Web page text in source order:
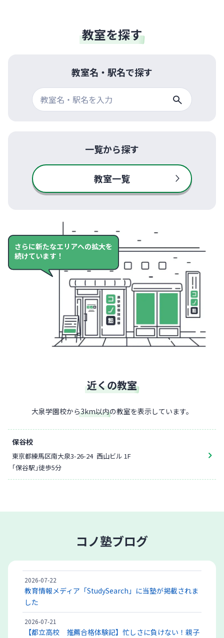
教室を探す
教室名・駅名で探す
一覧から探す
教室一覧
さらに新たなエリアへの拡大を
続けています！
近くの教室
大泉学園校から3km以内の教室を表示しています。
保谷校
東京都練馬区南大泉3-26-24 西山ビル 1F
「保谷駅」徒歩5分
コノ塾ブログ
2026-07-22
教育情報メディア「StudySearch」に当塾が掲載されま
した
2026-07-21
【都立高校 推薦合格体験記】忙しさに負けない！親子